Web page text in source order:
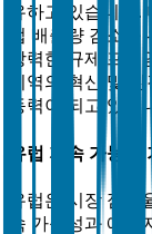
유하고 있습니다.
업 배출량 감소
강력한 규제 프레
지역의 혁신 및
동력이 되고 있습
유럽 지속 가능한
유럽은 시장 점유
속 가능성과 에너